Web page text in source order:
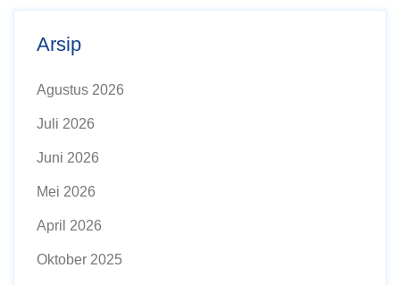
Arsip
Agustus 2026
Juli 2026
Juni 2026
Mei 2026
April 2026
Oktober 2025